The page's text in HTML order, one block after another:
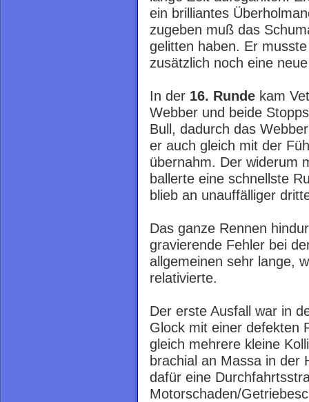
ein brilliantes
zugeben muß das
gelitten haben. Er
zusätzlich noch eine
In der 16. Runde kam
Webber und beide
Bull, dadurch das
er auch gleich mit der
übernahm. Der widerum
ballerte eine schnellste
blieb an unauffälliger
Das ganze Rennen
gravierende Fehler bei
allgemeinen sehr lange,
relativierte.
Der erste Ausfall war in
Glock mit einer defekten
gleich mehrere kleine
brachial an Massa in der
dafür eine
Motorschaden/